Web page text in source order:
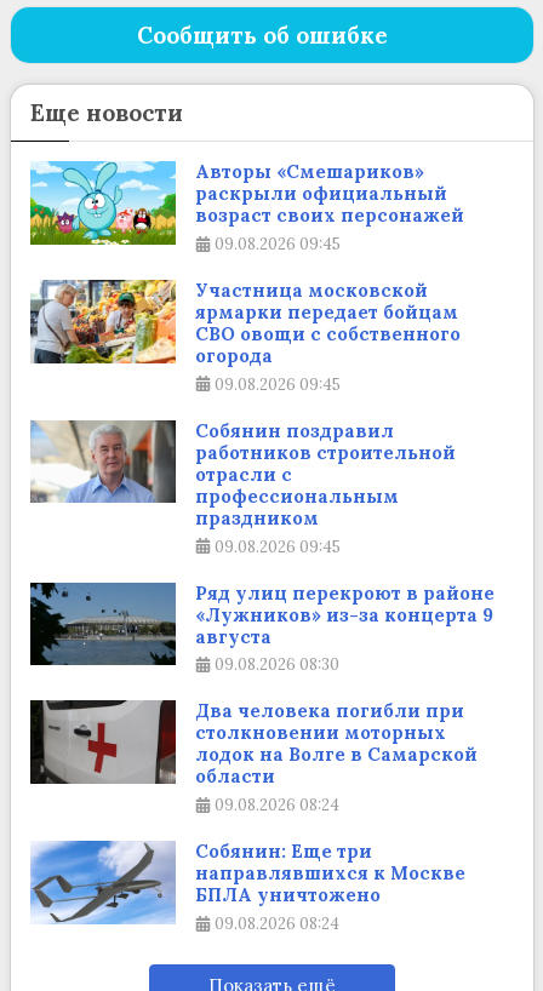
Сообщить об ошибке
Еще новости
Авторы «Смешариков»
раскрыли официальный
возраст своих персонажей
09.08.2026 09:45
Участница московской
ярмарки передает бойцам
СВО овощи с собственного
огорода
09.08.2026 09:45
Собянин поздравил
работников строительной
отрасли с
профессиональным
праздником
09.08.2026 09:45
Ряд улиц перекроют в районе
«Лужников» из-за концерта 9
августа
09.08.2026 08:30
Два человека погибли при
столкновении моторных
лодок на Волге в Самарской
области
09.08.2026 08:24
Собянин: Еще три
направлявшихся к Москве
БПЛА уничтожено
09.08.2026 08:24
Показать ещё